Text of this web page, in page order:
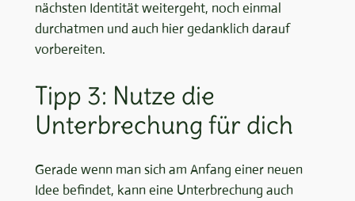
nächsten Identität weitergeht, noch einmal
durchatmen und auch hier gedanklich darauf
vorbereiten.
Tipp 3: Nutze die
Unterbrechung für dich
Gerade wenn man sich am Anfang einer neuen
Idee befindet, kann eine Unterbrechung auch